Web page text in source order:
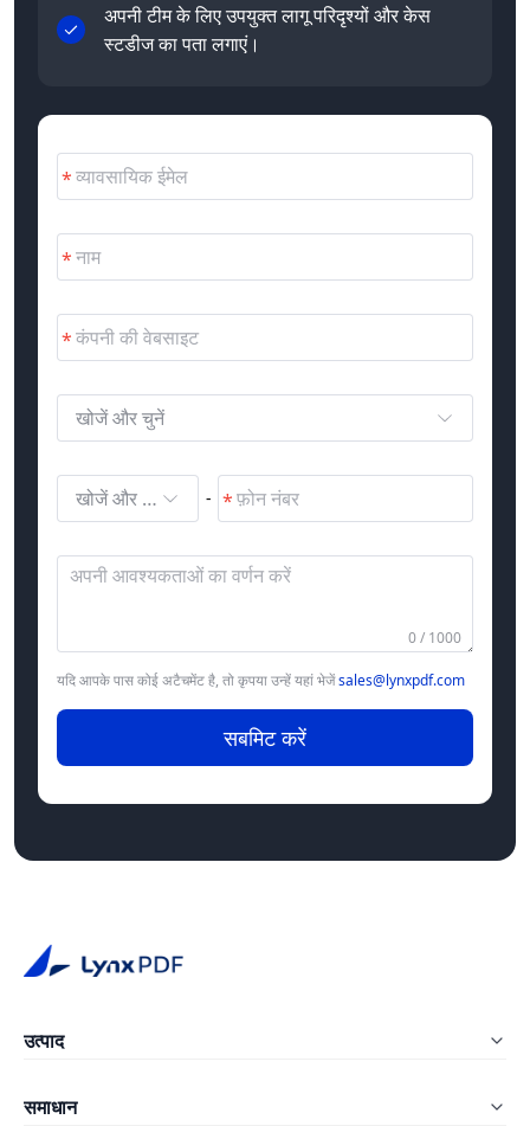
अपनी टीम के लिए उपयुक्त लागू परिदृश्यों और केस
स्टडीज का पता लगाएं।
खोजें और चुनें
खोजें और चुनें -
0 / 1000
यदि आपके पास कोई अटैचमेंट है, तो कृपया उन्हें यहां भेजेंsales@lynxpdf.com
सबमिट करें
उत्पाद
समाधान